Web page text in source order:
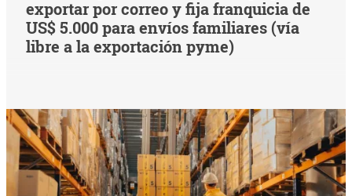
exportar por correo y fija franquicia de
US$ 5.000 para envíos familiares (vía
libre a la exportación pyme)